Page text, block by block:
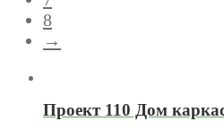
8
→
Проект 110 Дом